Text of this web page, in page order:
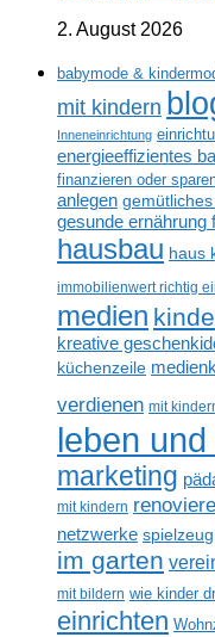
2. August 2026
babymode &
mit kindern
Inneneinrichtung
energieeffizientes
finanzieren oder
anlegen
gesunde ernährung
hausbau haus
immobilienwert richtig
medien
kreative
küchenzeile
verdienen mit
leben
marketing
mit kindern
netzwerke spielzeug
im garten
mit bildern wie kinder
einrichten